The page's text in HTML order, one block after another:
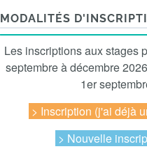
MODALITÉS
Les inscriptions aux stages
septembre à décembre
1er
> Inscription (j'ai déjà
> Nouvelle